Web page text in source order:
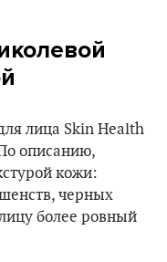
лица Skin Health
описанию,
кожи:
черных
более ровный